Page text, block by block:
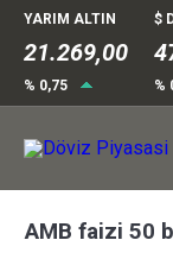
YARIM ALTIN
21.269,00
% 0,75
$
%
AMB faizi 50